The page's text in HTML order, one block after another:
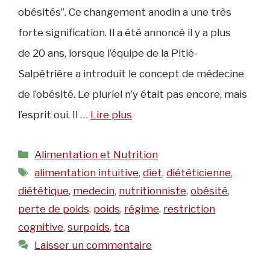
obésités”. Ce changement anodin a une très
forte signification. Il a été annoncé il y a plus
de 20 ans, lorsque l’équipe de la Pitié-
Salpêtrière a introduit le concept de médecine
de l’obésité. Le pluriel n’y était pas encore, mais
l’esprit oui. Il … Lire plus
Catégories
Alimentation et Nutrition
Étiquettes
alimentation intuitive,diet,diététicienne,
diététique, medecin, nutritionniste, obésité,
perte de poids, poids, régime, restriction
cognitive, surpoids, tca
Laisser un commentaire